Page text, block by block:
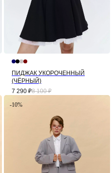
ПИДЖАК УКОРОЧЕННЫЙ
(ЧЁРНЫЙ)
7 290 ₽8 100 ₽
-10%